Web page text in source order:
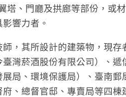
塔、門廳及拱廊等部份，或
影響力者 。
，其所設計的建築物，現
灣菸酒股份有限公司）、
局、環境保護局）、臺南
、總督官邸、專賣局等四棟